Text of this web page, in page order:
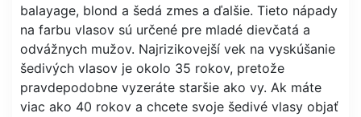
balayage, blond a šedá zmes a ďalšie. Tieto nápady
na farbu vlasov sú určené pre mladé dievčatá a
odvážnych mužov. Najrizikovejší vek na vyskúšanie
šedivých vlasov je okolo 35 rokov, pretože
pravdepodobne vyzeráte staršie ako vy. Ak máte
viac ako 40 rokov a chcete svoje šedivé vlasy objať